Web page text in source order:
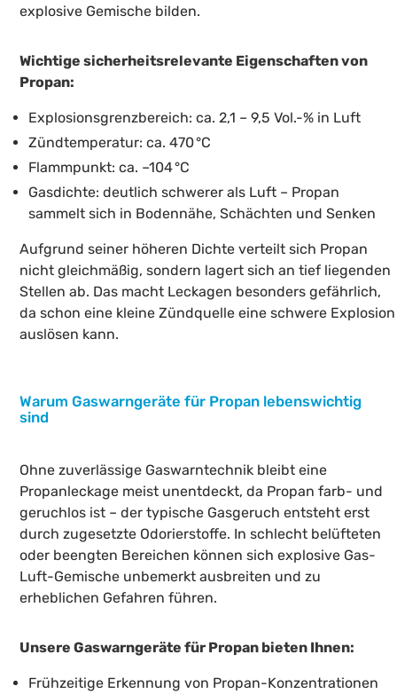
explosive Gemische bilden.
Wichtige sicherheitsrelevante Eigenschaften von
Propan:
Explosionsgrenzbereich: ca. 2,1 – 9,5 Vol.-% in Luft
Zündtemperatur: ca. 470 °C
Flammpunkt: ca. –104 °C
Gasdichte: deutlich schwerer als Luft – Propan
sammelt sich in Bodennähe, Schächten und Senken
Aufgrund seiner höheren Dichte verteilt sich Propan
nicht gleichmäßig, sondern lagert sich an tief liegenden
Stellen ab. Das macht Leckagen besonders gefährlich,
da schon eine kleine Zündquelle eine schwere Explosion
auslösen kann.
Warum Gaswarngeräte für Propan lebenswichtig
sind
Ohne zuverlässige Gaswarntechnik bleibt eine
Propanleckage meist unentdeckt, da Propan farb- und
geruchlos ist – der typische Gasgeruch entsteht erst
durch zugesetzte Odorierstoffe. In schlecht belüfteten
oder beengten Bereichen können sich explosive Gas-
Luft-Gemische unbemerkt ausbreiten und zu
erheblichen Gefahren führen.
Unsere Gaswarngeräte für Propan bieten Ihnen:
Frühzeitige Erkennung von Propan-Konzentrationen